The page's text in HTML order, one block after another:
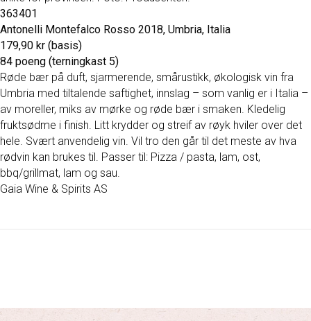
363401
Antonelli Montefalco Rosso 2018, Umbria, Italia
179,90 kr (basis)
84 poeng (terningkast 5)
Røde bær på duft, sjarmerende, smårustikk, økologisk vin fra
Umbria med tiltalende saftighet, innslag – som vanlig er i Italia –
av moreller, miks av mørke og røde bær i smaken. Kledelig
fruktsødme i finish. Litt krydder og streif av røyk hviler over det
hele. Svært anvendelig vin. Vil tro den går til det meste av hva
rødvin kan brukes til. Passer til: Pizza / pasta, lam, ost,
bbq/grillmat, lam og sau.
Gaia Wine & Spirits AS